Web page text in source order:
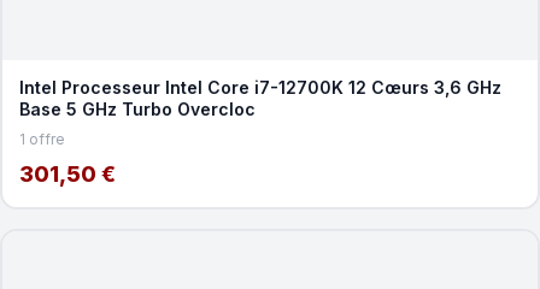
Intel Processeur Intel Core i7-12700K 12 Cœurs 3,6 GHz
Base 5 GHz Turbo Overcloc
1 offre
301,50 €